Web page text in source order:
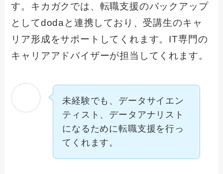
す。キカガクでは、転職支援のバックアップ
としてdodaと連携しており、受講生のキャ
リア形成をサポートしてくれます。IT専門の
キャリアアドバイザーが担当してくれます。
未経験でも、データサイエン
ティスト、データアナリスト
になるために転職支援を行っ
てくれます。